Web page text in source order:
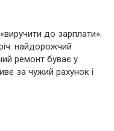
до зарплати».
найдорожчий
ремонт буває у
за чужий рахунок і